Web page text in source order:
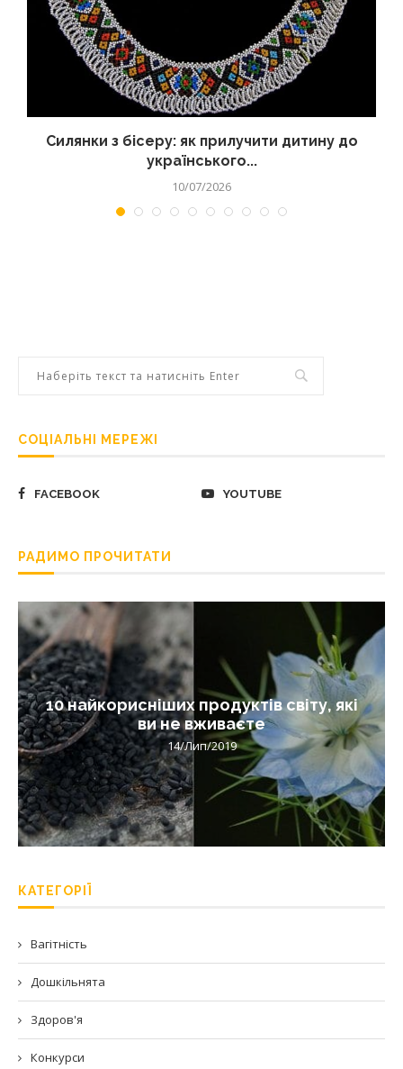
Силянки з бісеру: як прилучити дитину до
українського...
10/07/2026
СОЦІАЛЬНІ МЕРЕЖІ
FACEBOOK YOUTUBE
РАДИМО ПРОЧИТАТИ
10 найкорисніших продуктів світу, які
ви не вживаєте
14/Лип/2019
КАТЕГОРІЇ
Вагітність
Дошкільнята
Здоров'я
Конкурси